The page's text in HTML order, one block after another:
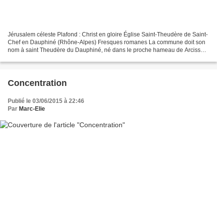
Jérusalem céleste Plafond : Christ en gloire Église Saint-Theudère de Saint-
Chef en Dauphiné (Rhône-Alpes) Fresques romanes La commune doit son
nom à saint Theudère du Dauphiné, né dans le proche hameau de Arcisse,
Concentration
Publié le 03/06/2015 à 22:46
Par Marc-Elie